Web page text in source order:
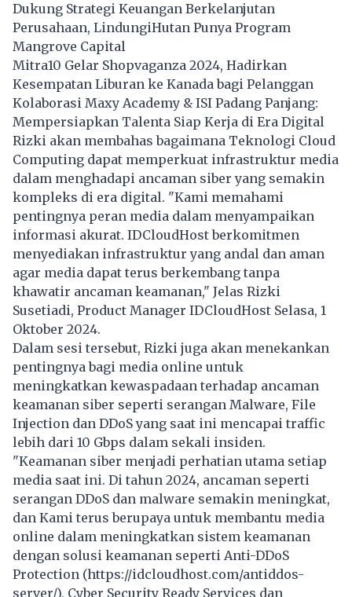
Dukung Strategi Keuangan Berkelanjutan
Perusahaan, LindungiHutan Punya Program
Mangrove Capital
Mitra10 Gelar Shopvaganza 2024, Hadirkan
Kesempatan Liburan ke Kanada bagi Pelanggan
Kolaborasi Maxy Academy & ISI Padang Panjang:
Mempersiapkan Talenta Siap Kerja di Era Digital
Rizki akan membahas bagaimana Teknologi Cloud
Computing dapat memperkuat infrastruktur media
dalam menghadapi ancaman siber yang semakin
kompleks di era digital. "Kami memahami
pentingnya peran media dalam menyampaikan
informasi akurat. IDCloudHost berkomitmen
menyediakan infrastruktur yang andal dan aman
agar media dapat terus berkembang tanpa
khawatir ancaman keamanan," Jelas Rizki
Susetiadi, Product Manager IDCloudHost Selasa, 1
Oktober 2024.
Dalam sesi tersebut, Rizki juga akan menekankan
pentingnya bagi media online untuk
meningkatkan kewaspadaan terhadap ancaman
keamanan siber seperti serangan Malware, File
Injection dan DDoS yang saat ini mencapai traffic
lebih dari 10 Gbps dalam sekali insiden.
"Keamanan siber menjadi perhatian utama setiap
media saat ini. Di tahun 2024, ancaman seperti
serangan DDoS dan malware semakin meningkat,
dan Kami terus berupaya untuk membantu media
online dalam meningkatkan sistem keamanan
dengan solusi keamanan seperti Anti-DDoS
Protection (https://idcloudhost.com/antiddos-
server/), Cyber Security Ready Services dan